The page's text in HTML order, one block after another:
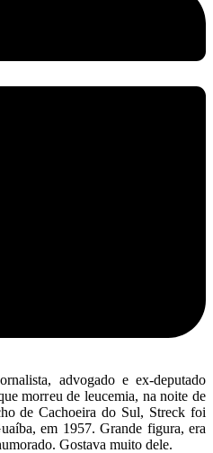
advogado e ex-deputado
morreu de leucemia, na noite de
de Cachoeira do Sul, Streck foi
em 1957. Grande figura, era
Gostava muito dele.